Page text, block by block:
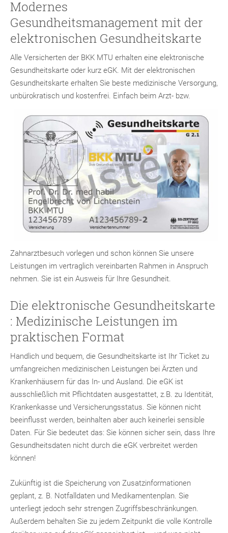
Modernes
Gesundheitsmanagement mit der
elektronischen Gesundheitskarte
Alle Versicherten der BKK MTU erhalten eine elektronische
Gesundheitskarte oder kurz eGK. Mit der elektronischen
Gesundheitskarte erhalten Sie beste medizinische Versorgung,
unbürokratisch und kostenfrei. Einfach beim Arzt- bzw.
Zahnarztbesuch vorlegen und schon können Sie unsere
Leistungen im vertraglich vereinbarten Rahmen in Anspruch
nehmen. Sie ist ein Ausweis für Ihre Gesundheit.
Die elektronische Gesundheitskarte
: Medizinische Leistungen im
praktischen Format
Handlich und bequem, die Gesundheitskarte ist Ihr Ticket zu
umfangreichen medizinischen Leistungen bei Ärzten und
Krankenhäusern für das In- und Ausland. Die eGK ist
ausschließlich mit Pflichtdaten ausgestattet, z.B. zu Identität,
Krankenkasse und Versicherungsstatus. Sie können nicht
beeinflusst werden, beinhalten aber auch keinerlei sensible
Daten. Für Sie bedeutet das: Sie können sicher sein, dass Ihre
Gesundheitsdaten nicht durch die eGK verbreitet werden
können!
Zukünftig ist die Speicherung von Zusatzinformationen
geplant, z. B. Notfalldaten und Medikamentenplan. Sie
unterliegt jedoch sehr strengen Zugriffsbeschränkungen.
Außerdem behalten Sie zu jedem Zeitpunkt die volle Kontrolle